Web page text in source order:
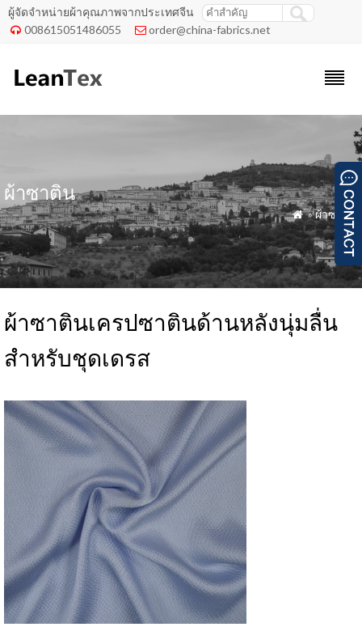
ผู้จัดจำหน่ายผ้าคุณภาพจากประเทศจีน
 008615051486055  order@china-fabrics.net
ผ้าซาติน
 »ผ้าซาติน
ผ้าซาตินเครปซาตินด้านหลังนุ่มลื่น
สำหรับชุดเดรส